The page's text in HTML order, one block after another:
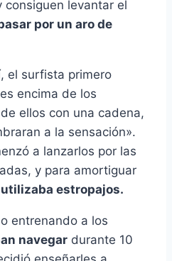
consiguen levantar el
por un aro de
el surfista primero
encima de los
ellos con una cadena,
a la sensación».
a lanzarlos por las
y para amortiguar
utilizaba estropajos.
entrenando a los
navegar durante 10